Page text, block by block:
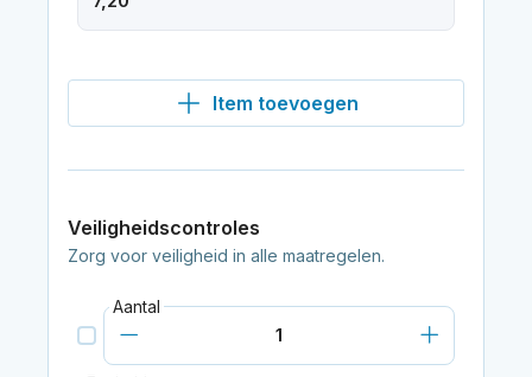
Item toevoegen
Veiligheidscontroles
Zorg voor veiligheid in alle maatregelen.
Aantal